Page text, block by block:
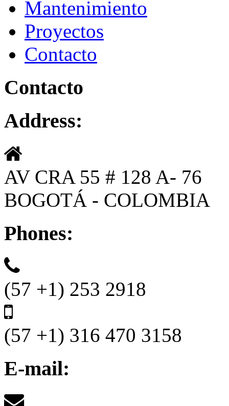
Mantenimiento
Proyectos
Contacto
Contacto
Address:
AV CRA 55 # 128 A- 76
BOGOTÁ - COLOMBIA
Phones:
(57 +1) 253 2918
(57 +1) 316 470 3158
E-mail: